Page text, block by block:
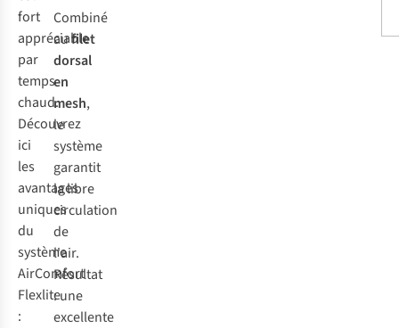
fort
appréciable
par
temps
chaud.
Découvrez
ici
les
avantages
uniques
du
système
AirComfort
Flexlite
:
Combiné
aufilet
dorsal
en
mesh,
le
système
garantit
la libre
circulation
de
l'air.
Résultat
: une
excellente